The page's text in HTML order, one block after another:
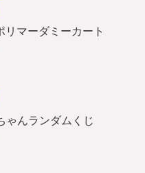
リマーダミーカート
ゃんランダムくじ